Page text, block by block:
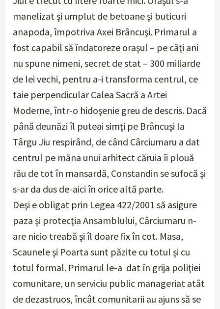
manelizat şi umplut de betoane şi buticuri
anapoda, împotriva Axei Brâncuşi. Primarul a
fost capabil să îndatoreze oraşul – pe câţi ani
nu spune nimeni, secret de stat – 300 miliarde
de lei vechi, pentru a-i transforma centrul, ce
taie perpendicular Calea Sacră a Artei
Moderne, într-o hidoşenie greu de descris. Dacă
până deunăzi îl puteai simţi pe Brâncuşi la
Târgu Jiu respirând, de când Cârciumaru a dat
centrul pe mâna unui arhitect căruia îi plouă
rău de tot în mansardă, Constandin se sufocă şi
s-ar da dus de-aici în orice altă parte.
Deşi e obligat prin Legea 422/2001 să asigure
paza şi protecţia Ansamblului, Cârciumaru n-
are nicio treabă şi îl doare fix în cot. Masa,
Scaunele şi Poarta sunt păzite cu totul şi cu
totul formal. Primarul le-a dat în grija poliţiei
comunitare, un serviciu public manageriat atât
de dezastruos, încât comunitarii au ajuns să se